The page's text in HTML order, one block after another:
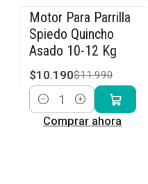
-15% OFF
Motor Para Parrilla
Spiedo Quincho
Asado 10-12 Kg
$10.190$11.990
Cantidad
Comprar ahora